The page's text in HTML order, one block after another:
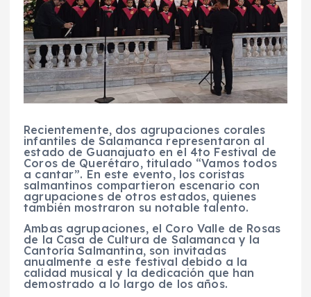
Recientemente, dos agrupaciones corales
infantiles de Salamanca representaron al
estado de Guanajuato en el 4to Festival de
Coros de Querétaro, titulado “Vamos todos
a cantar”. En este evento, los coristas
salmantinos compartieron escenario con
agrupaciones de otros estados, quienes
también mostraron su notable talento.
Ambas agrupaciones, el Coro Valle de Rosas
de la Casa de Cultura de Salamanca y la
Cantoría Salmantina, son invitadas
anualmente a este festival debido a la
calidad musical y la dedicación que han
demostrado a lo largo de los años.